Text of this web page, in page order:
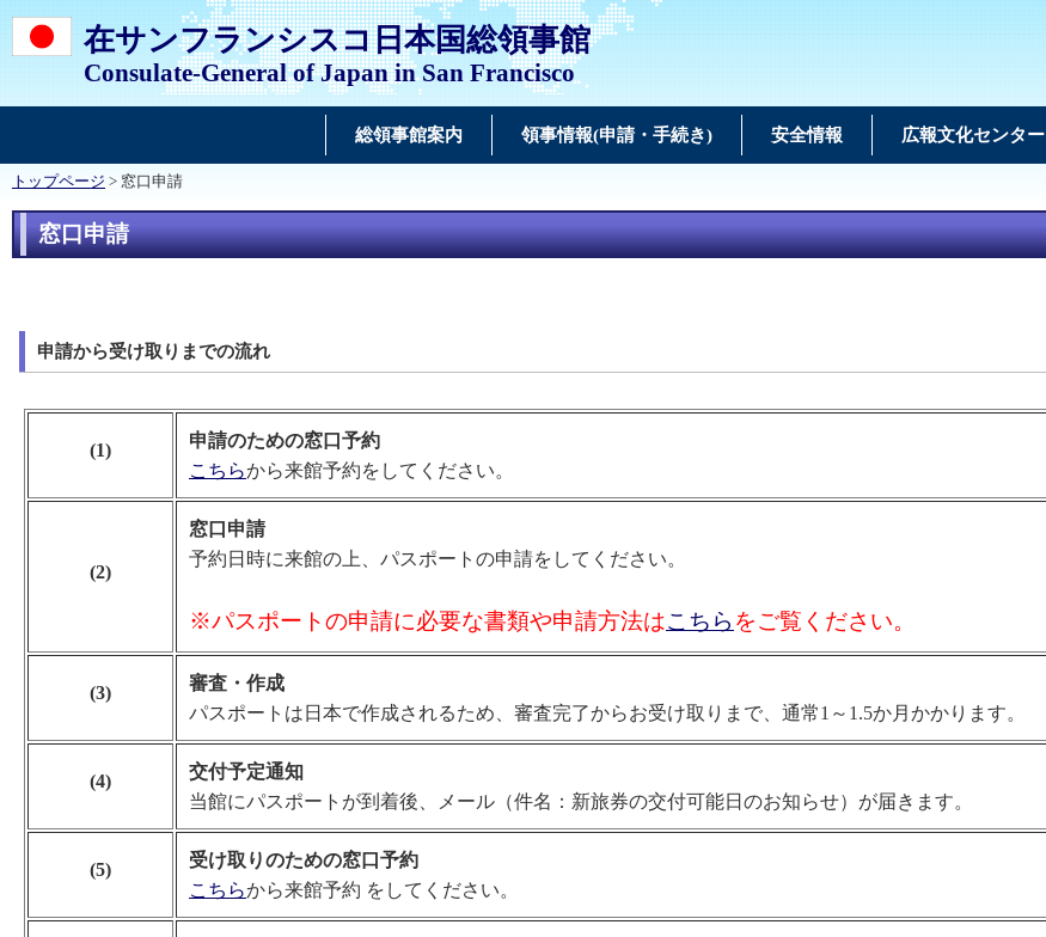
在サンフランシスコ日本国総領事館
Consulate-General of Japan in San Francisco
総領事館案内 領事情報(申請・手続き) 安全情報 広報文化センター
トップページ > 窓口申請
窓口申請
申請から受け取りまでの流れ
(1)
申請のための窓口予約
こちらから来館予約をしてください。
(2)
窓口申請
予約日時に来館の上、パスポートの申請をしてください。
※パスポートの申請に必要な書類や申請方法はこちら をご覧ください。
(3)
審査・作成
パスポートは日本で作成されるため、審査完了からお受け取りまで、通常1～1.5か月かかります。
(4)
交付予定通知
当館にパスポートが到着後、メール（件名：新旅券の交付可能日のお知らせ）が届きます。
(5)
受け取りのための窓口予約
こちらから来館予約 をしてください。